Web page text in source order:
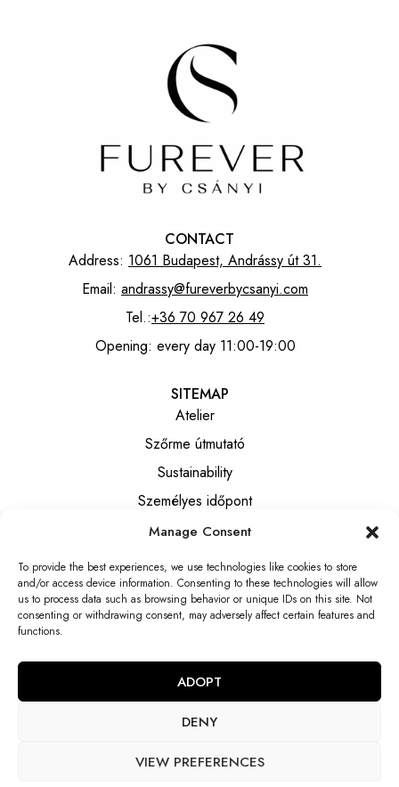
Manage Consent
To provide the best experiences, we use technologies like cookies to store
and/or access device information. Consenting to these technologies will allow
us to process data such as browsing behavior or unique IDs on this site. Not
consenting or withdrawing consent, may adversely affect certain features and
functions.
ADOPT
DENY
VIEW PREFERENCES
CONTACT
Address: 1061 Budapest, Andrássy út 31.
Email: andrassy@fureverbycsanyi.com
Tel.:+36 70 967 26 49
Opening: every day 11:00-19:00
SITEMAP
Atelier
Szőrme útmutató
Sustainability
Személyes időpont
Általános szerződési feltételek
Privacy notice
Elállási tájékoztató